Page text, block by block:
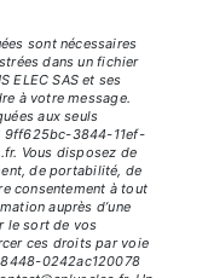
sont nécessaires
dans un fichier
ELEC SAS et ses
à votre message.
aux seuls
9ff625bc-3844-11ef-
Vous disposez de
de portabilité, de
consentement à tout
auprès d’une
le sort de vos
ces droits par voie
0242ac120078